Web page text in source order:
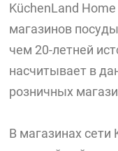
KüchenLand
магазинов
чем 20-летней
насчитывает в
розничных
В магазинах сети